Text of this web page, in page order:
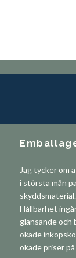
Jag tycker om
i största mån
Hållbarhet
glänsande
ökade
ökade priser